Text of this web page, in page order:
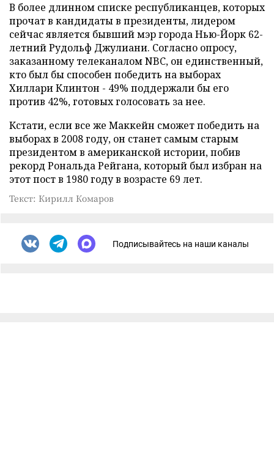
В более длинном списке республиканцев, которых
прочат в кандидаты в президенты, лидером
сейчас является бывший мэр города Нью-Йорк 62-
летний Рудольф Джулиани. Согласно опросу,
заказанному телеканалом NBC, он единственный,
кто был бы способен победить на выборах
Хиллари Клинтон - 49% поддержали бы его
против 42%, готовых голосовать за нее.
Кстати, если все же Маккейн сможет победить на
выборах в 2008 году, он станет самым старым
президентом в американской истории, побив
рекорд Рональда Рейгана, который был избран на
этот пост в 1980 году в возрасте 69 лет.
Текст: Кирилл Комаров
Подписывайтесь на наши каналы